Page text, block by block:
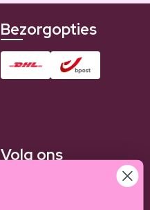
Bezorgopties
Volg ons